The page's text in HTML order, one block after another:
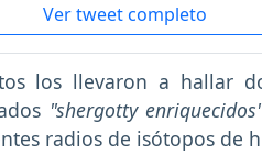
Ver tweet completo
los llevaron a hallar
"shergotty
radios de isótopos de